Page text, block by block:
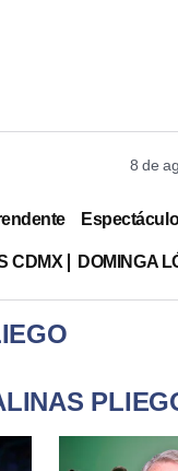
8 de
CDMX DOMINGA